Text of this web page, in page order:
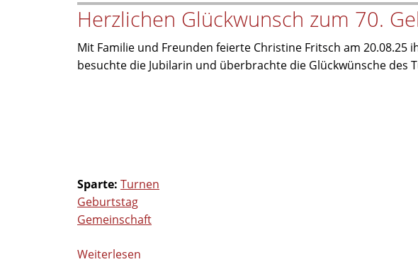
Ehrenmitglieds
Siegfried
Thoma
Herzlichen Glückwunsch zum 70.
Mit Familie und Freunden feierte Christine Fritsch am 20.08.25
besuchte die Jubilarin und überbrachte die Glückwünsche des
Sparte: Turnen
Geburtstag
Gemeinschaft
Weiterlesen